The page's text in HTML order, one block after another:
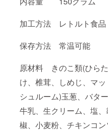
加工方法 レトルト食品
保存方法 常温可能
原材料 きのこ類(ひらた
け、椎茸、しめじ、マッ
シュルーム)玉葱、バター
牛乳、生クリーム、塩、
椒、小麦粉、チキンコン